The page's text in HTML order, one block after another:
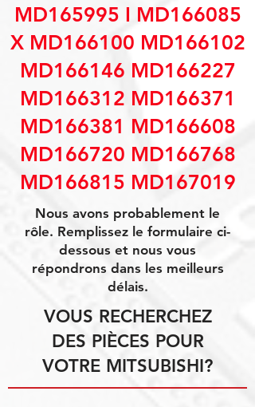
MD165995 I MD166085
X MD166100 MD166102
MD166146 MD166227
MD166312 MD166371
MD166381 MD166608
MD166720 MD166768
MD166815 MD167019
Nous avons probablement le
rôle. Remplissez le formulaire ci-
dessous et nous vous
répondrons dans les meilleurs
délais.
VOUS RECHERCHEZ
DES PIÈCES POUR
VOTRE MITSUBISHI?